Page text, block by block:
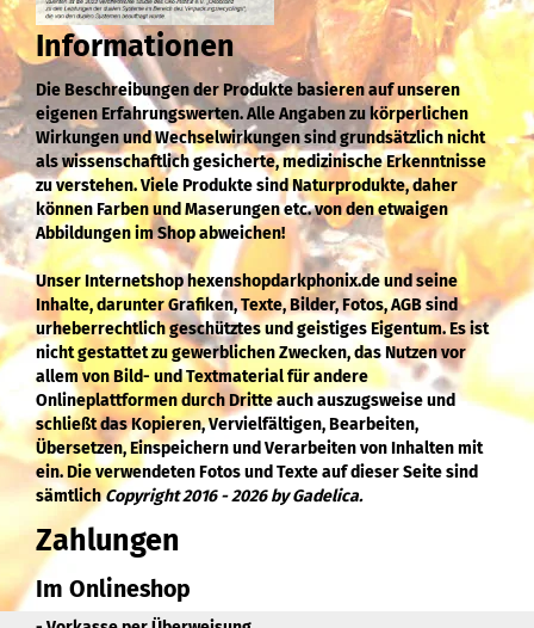
Informationen
Die Beschreibungen der Produkte basieren auf unseren
eigenen Erfahrungswerten. Alle Angaben zu körperlichen
Wirkungen und Wechselwirkungen sind grundsätzlich nicht
als wissenschaftlich gesicherte, medizinische Erkenntnisse
zu verstehen. Viele Produkte sind Naturprodukte, daher
können Farben und Maserungen etc. von den etwaigen
Abbildungen im Shop abweichen!
Unser Internetshop hexenshopdarkphonix.de und seine
Inhalte, darunter Grafiken, Texte, Bilder, Fotos, AGB sind
urheberrechtlich geschütztes und geistiges Eigentum. Es ist
nicht gestattet zu gewerblichen Zwecken, das Nutzen vor
allem von Bild- und Textmaterial für andere
Onlineplattformen durch Dritte auch auszugsweise und
schließt das Kopieren, Vervielfältigen, Bearbeiten,
Übersetzen, Einspeichern und Verarbeiten von Inhalten mit
ein. Die verwendeten Fotos und Texte auf dieser Seite sind
sämtlichCopyright 2016 - 2026 by Gadelica.
Zahlungen
Im Onlineshop